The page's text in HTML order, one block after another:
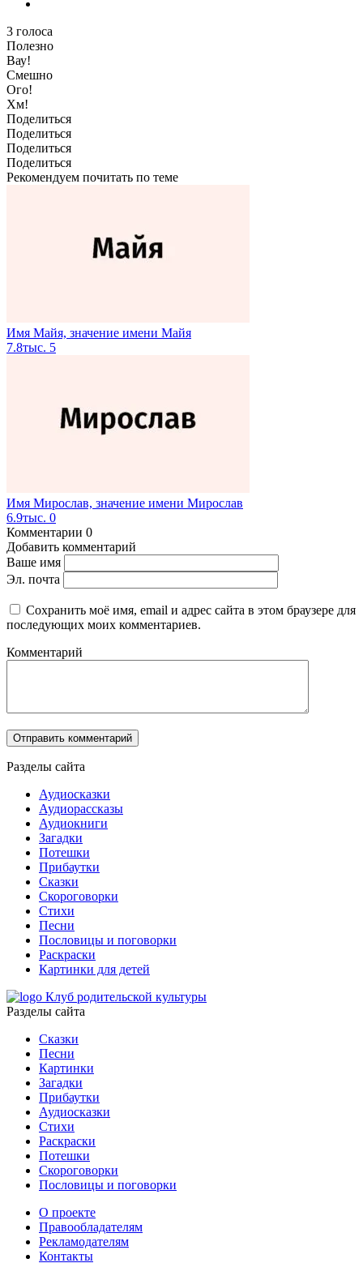
3 голоса
Полезно
Вау!
Смешно
Ого!
Хм!
Поделиться
Поделиться
Поделиться
Поделиться
Рекомендуем почитать по теме
Имя Майя, значение имени Майя
7.8тыс. 5
Имя Мирослав, значение имени Мирослав
6.9тыс. 0
Комментарии 0
Добавить комментарий
Ваше имя
Эл. почта
Сохранить моё имя, email и адрес сайта в этом браузере для
последующих моих комментариев.
Комментарий
Разделы сайта
Аудиосказки
Аудиорассказы
Аудиокниги
Загадки
Потешки
Прибаутки
Сказки
Скороговорки
Стихи
Песни
Пословицы и поговорки
Раскраски
Картинки для детей
Клуб родительской культуры
Разделы сайта
Сказки
Песни
Картинки
Загадки
Прибаутки
Аудиосказки
Стихи
Раскраски
Потешки
Скороговорки
Пословицы и поговорки
О проекте
Правообладателям
Рекламодателям
Контакты